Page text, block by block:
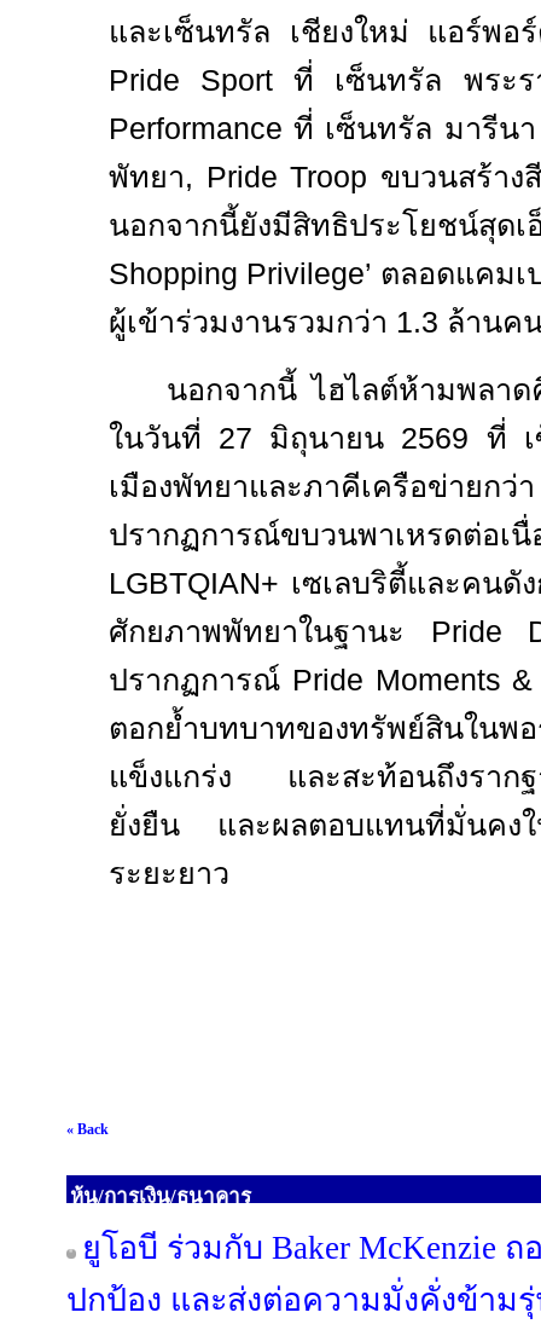
และเซ็นทรัล เชียงใหม่ แอร์พอ
Pride Sportที่ เซ็นทรัล พระ
Performanceที่ เซ็นทรัล มารีนา
พัทยา, Pride Troop ขบวนสร้าง
นอกจากนี้ยังมีสิทธิประโยชน์
Shopping Privilege’ ตลอดแคมเ
ผู้เข้าร่วมงานรวมกว่า 1.3 ล้านค
นอกจากนี้ ไฮไลต์ห้ามพลา
ในวันที่ 27 มิถุนายน 2569 ที่
เมืองพัทยาและภาคีเครือข่ายก
ปรากฏการณ์ขบวนพาเหรดต่อ
LGBTQIAN+ เซเลบริตี้และคนดั
ศักยภาพพัทยาในฐานะ Pride
ปรากฏการณ์ Pride Moments
ตอกย้ำบทบาทของทรัพย์สินใ
แข็งแกร่ง และสะท้อนถึงรากฐ
ยั่งยืน และผลตอบแทนที่มั่นคงใ
ระยะยาว
« Back
หุ้น/การเงิน/ธนาคาร
ยูโอบี ร่วมกับ Baker McKenzie
ปกป้อง และส่งต่อความมั่งคั่งข้าม